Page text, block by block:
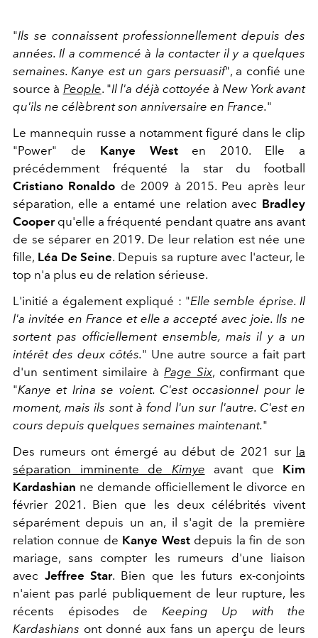
"Ils se connaissent professionnellement depuis des
années. Il a commencé à la contacter il y a quelques
semaines. Kanye est un gars persuasif", a confié une
source à People. "Il l'a déjà cottoyée à New York avant
qu'ils ne célèbrent son anniversaire en France."
Le mannequin russe a notamment figuré dans le clip
"Power" de Kanye Westen 2010. Elle a
précédemment fréquenté la star du football
Cristiano Ronaldo de 2009 à 2015. Peu après leur
séparation, elle a entamé une relation avec Bradley
Cooperqu'elle a fréquenté pendant quatre ans avant
de se séparer en 2019. De leur relation est née une
fille, Léa De Seine. Depuis sa rupture avec l'acteur, le
top n'a plus eu de relation sérieuse.
L'initié a également expliqué : "Elle semble éprise. Il
l'a invitée en France et elle a accepté avec joie. Ils ne
sortent pas officiellement ensemble, mais il y a un
intérêt des deux côtés." Une autre source a fait part
d'un sentiment similaire à Page Six, confirmant que
"Kanye et Irina se voient. C'est occasionnel pour le
moment, mais ils sont à fond l'un sur l'autre. C'est en
cours depuis quelques semaines maintenant."
Des rumeurs ont émergé au début de 2021 sur la
séparation imminente de Kimye avant que Kim
Kardashian ne demande officiellement le divorce en
février 2021. Bien que les deux célébrités vivent
séparément depuis un an, il s'agit de la première
relation connue de Kanye Westdepuis la fin de son
mariage, sans compter les rumeurs d'une liaison
avec Jeffree Star. Bien que les futurs ex-conjoints
n'aient pas parlé publiquement de leur rupture, les
récents épisodes de Keeping Up with the
Kardashians ont donné aux fans un aperçu de leurs